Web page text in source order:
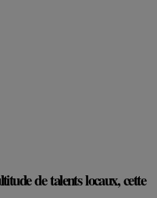
de talents locaux, cette